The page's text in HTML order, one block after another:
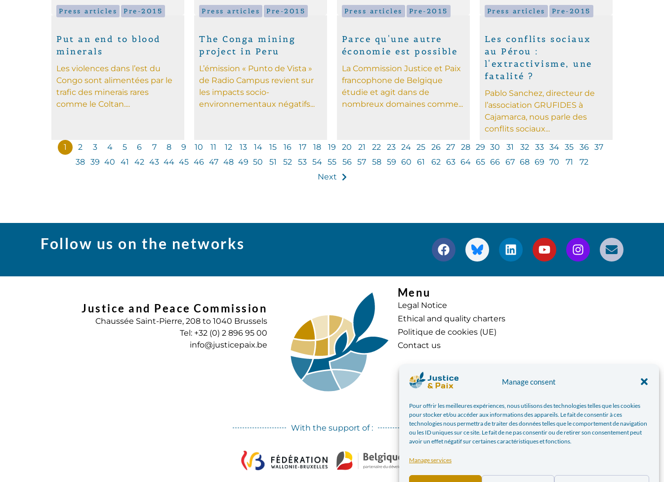
Manage consent
Pour offrir les meilleures expériences, nous utilisons des technologies telles que les cookies
pour stocker et/ou accéder aux informations des appareils. Le fait de consentir à ces
technologies nous permettra de traiter des données telles que le comportement de navigation
ou les ID uniques sur ce site. Le fait de ne pas consentir ou de retirer son consentement peut
avoir un effet négatif sur certaines caractéristiques et fonctions.
Manage services
Press articles Pre-2015
Put an end to blood
minerals
Les violences dans l’est du
Congo sont alimentées par le
trafic des minerais rares
comme le Coltan....
Press articles Pre-2015
The Conga mining
project in Peru
L’émission « Punto de Vista »
de Radio Campus revient sur
les impacts socio-
environnementaux négatifs...
Press articles Pre-2015
Parce qu'une autre
économie est possible
La Commission Justice et Paix
francophone de Belgique
étudie et agit dans de
nombreux domaines comme...
Press articles Pre-2015
Les conflits sociaux
au Pérou :
l'extractivisme, une
fatalité ?
Pablo Sanchez, directeur de
l’association GRUFIDES à
Cajamarca, nous parle des
conflits sociaux...
1
2 3 4 5 6 7 8 9 10 11 12 13 14 15 16 17 18 19 20 21 22 23 24 25 26 27 28 29 30 31 32 33 34 35 36
37
38
39 40 41 42 43 44 45 46 47 48 49 50 51 52 53 54 55 56 57 58 59 60 61 62 63 64 65 66 67 68 69 70 71
72
Next
Follow us on the networks
Justice and Peace Commission
Chaussée Saint-Pierre, 208 to 1040 Brussels
Tel: +32 (0) 2 896 95 00
info@justicepaix.be
Menu
Legal Notice
Ethical and quality charters
Politique de cookies (UE)
Contact us
With the support of :